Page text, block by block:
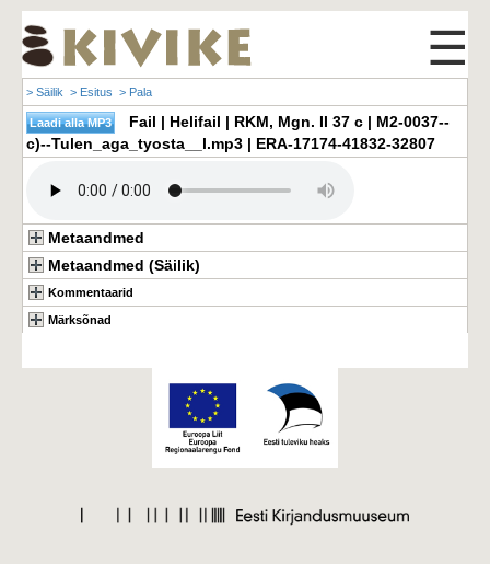
☰
> Säilik > Esitus > Pala
Fail | Helifail | RKM, Mgn. II 37 c | M2-0037--
c)--Tulen_aga_tyosta__l.mp3 | ERA-17174-41832-32807
Metaandmed
Metaandmed (Säilik)
Kommentaarid
Märksõnad